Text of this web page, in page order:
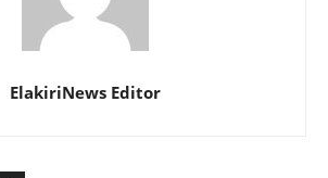
ElakiriNews Editor